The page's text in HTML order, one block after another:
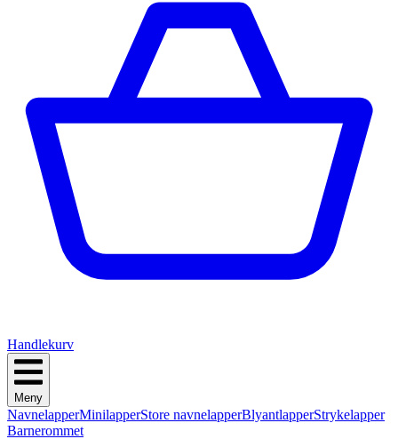
Handlekurv
Meny
NavnelapperMinilapperStore navnelapperBlyantlapperStrykelapper
Barnerommet